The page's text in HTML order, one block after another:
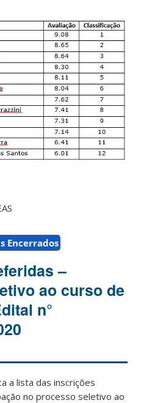
Encerrados
–
ao curso de
n°
a lista das inscrições
no processo seletivo ao